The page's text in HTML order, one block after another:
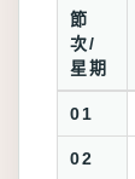
節
次/
星期
01
02